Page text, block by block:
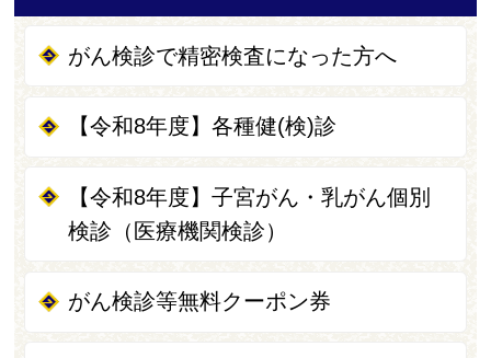
がん検診で精密検査になった方へ
【令和8年度】各種健(検)診
【令和8年度】子宮がん・乳がん個別
検診（医療機関検診）
がん検診等無料クーポン券